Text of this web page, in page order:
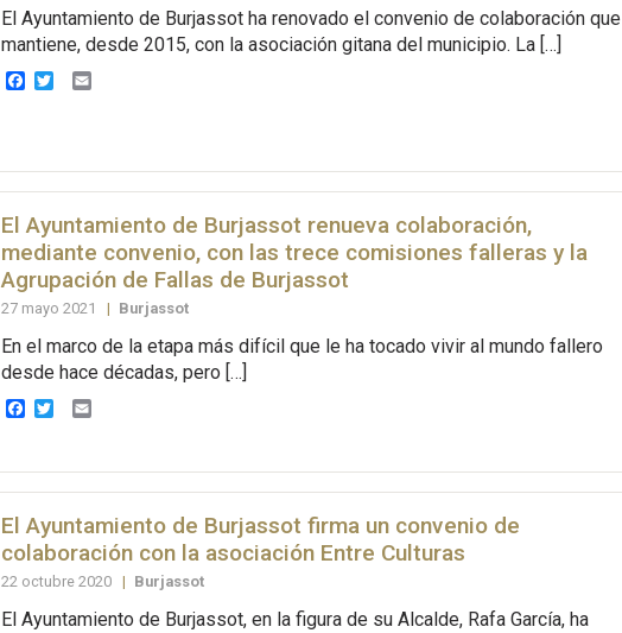
El Ayuntamiento de Burjassot ha renovado el convenio de colaboración que
mantiene, desde 2015, con la asociación gitana del municipio. La […]
Facebook
TwitterEmail
El Ayuntamiento de Burjassot renueva colaboración,
mediante convenio, con las trece comisiones falleras y la
Agrupación de Fallas de Burjassot
27 mayo 2021 | Burjassot
En el marco de la etapa más difícil que le ha tocado vivir al mundo fallero
desde hace décadas, pero […]
Facebook
TwitterEmail
El Ayuntamiento de Burjassot firma un convenio de
colaboración con la asociación Entre Culturas
22 octubre 2020 | Burjassot
El Ayuntamiento de Burjassot, en la figura de su Alcalde, Rafa García, ha